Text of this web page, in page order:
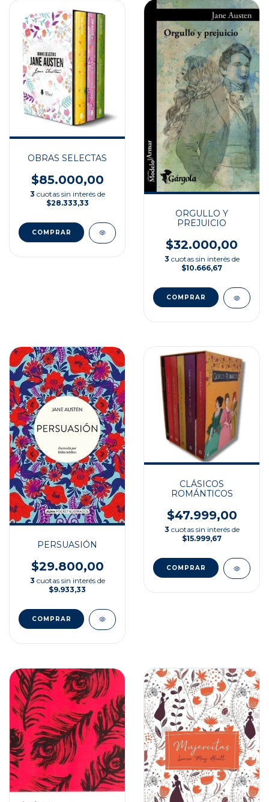
OBRAS SELECTAS
$85.000,00
3 cuotas sin interés de
$28.333,33
ORGULLO Y
PREJUICIO
$32.000,00
3 cuotas sin interés de
$10.666,67
PERSUASIÓN
$29.800,00
3 cuotas sin interés de
$9.933,33
CLÁSICOS
ROMÁNTICOS
$47.999,00
3 cuotas sin interés de
$15.999,67